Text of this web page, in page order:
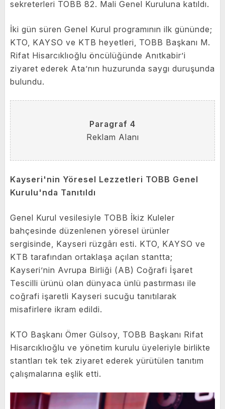
sekreterleri TOBB 82. Mali Genel Kuruluna katıldı.
İki gün süren Genel Kurul programının ilk gününde;
KTO, KAYSO ve KTB heyetleri, TOBB Başkanı M.
Rifat Hisarcıklıoğlu öncülüğünde Anıtkabir’i
ziyaret ederek Ata’nın huzurunda saygı duruşunda
bulundu.
Paragraf 4
Reklam Alanı
Kayseri'nin Yöresel Lezzetleri TOBB Genel
Kurulu'nda Tanıtıldı
Genel Kurul vesilesiyle TOBB İkiz Kuleler
bahçesinde düzenlenen yöresel ürünler
sergisinde, Kayseri rüzgârı esti. KTO, KAYSO ve
KTB tarafından ortaklaşa açılan stantta;
Kayseri’nin Avrupa Birliği (AB) Coğrafi İşaret
Tescilli ürünü olan dünyaca ünlü pastırması ile
coğrafi işaretli Kayseri sucuğu tanıtılarak
misafirlere ikram edildi.
KTO Başkanı Ömer Gülsoy, TOBB Başkanı Rifat
Hisarcıklıoğlu ve yönetim kurulu üyeleriyle birlikte
stantları tek tek ziyaret ederek yürütülen tanıtım
çalışmalarına eşlik etti.